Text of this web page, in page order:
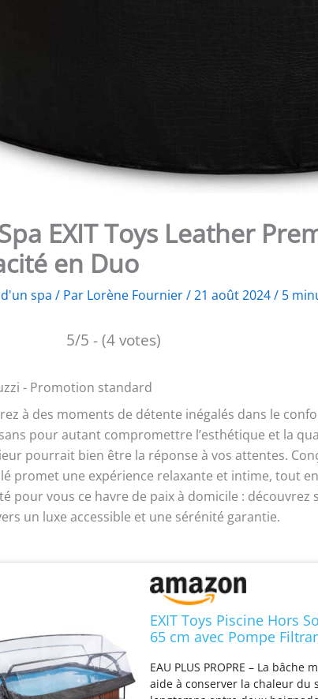
EXIT Toys Leather
en Duo
spa / Par Lorène Fournier/21 août 2024/ 5
5/5 - (4 votes)
à des moments de détente inégalés dans le
pour autant compromettre l’esthétique et la
pourrait bien être la réponse à vos attentes.
promet une expérience relaxante et intime, tout
pour vous ce havre de paix à domicile :
un luxe accessible et une sérénité garantie.
EXIT Toys Piscine Hors
65 cm avec Pompe
– Certifiée TÜV CE en
EAU PLUS PROPRE – La
aide à conserver la chaleur du